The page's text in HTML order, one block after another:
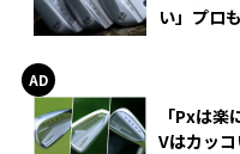
い」プロ
「Pxは
Vはカッ